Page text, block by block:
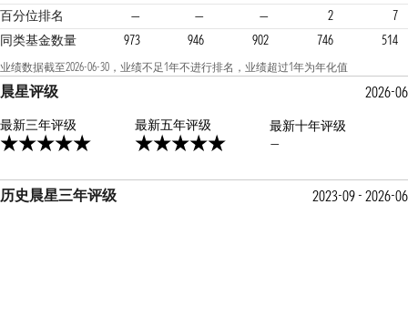
百分位排名 — — — 2
7
同类基金数量
973 946 902 746 514
业绩数据截至2026-06-30，业绩不足1年不进行排名，业绩超过1年为年化值
晨星评级 2026-06
最新三年评级 最新五年评级
最新十年评级
—
历史晨星三年评级 2023-09 - 2026-06